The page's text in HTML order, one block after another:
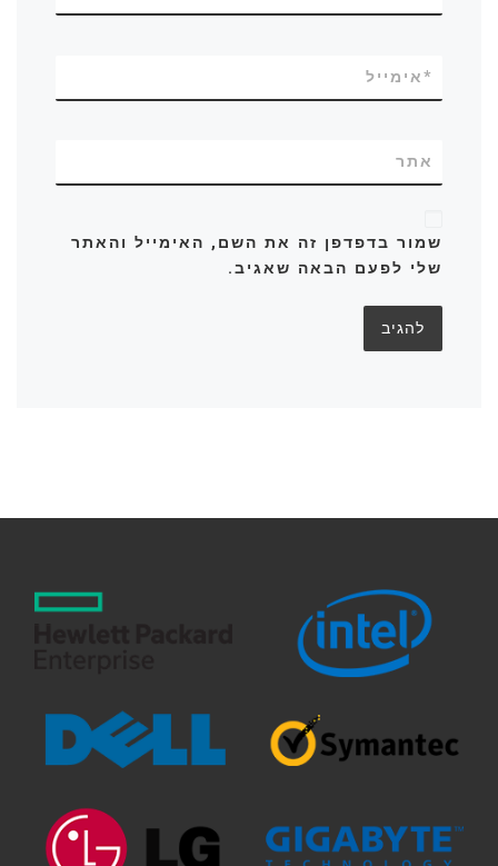
אימייל*
אתר
שמור בדפדפן זה את השם, האימייל והאתר
שלי לפעם הבאה שאגיב.